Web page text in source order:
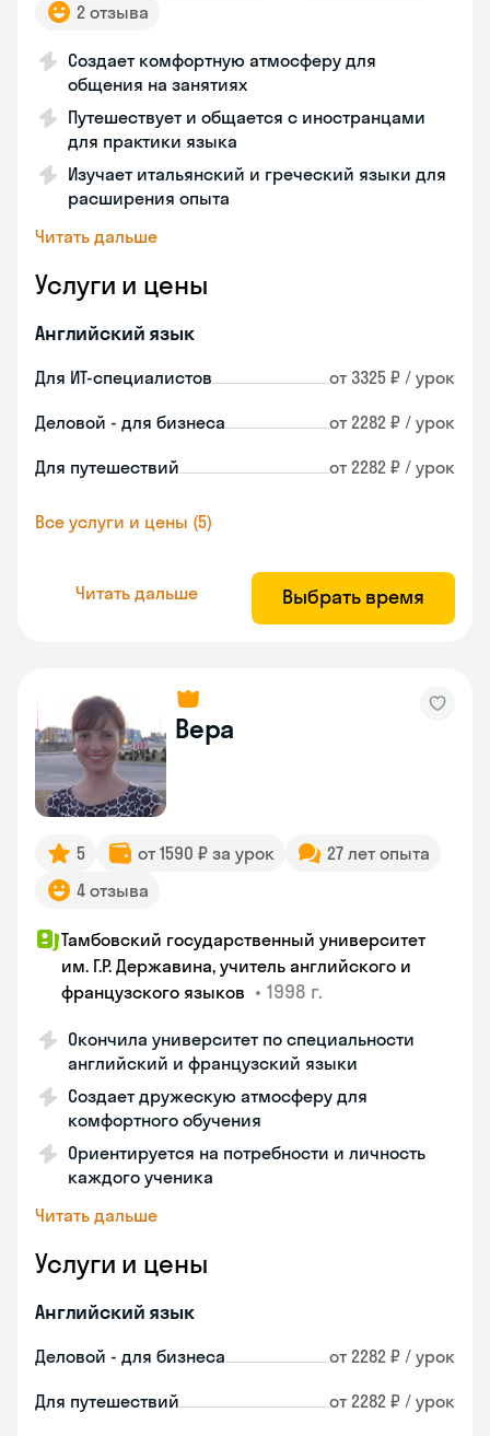
2 отзыва
Создает комфортную атмосферу для
общения на занятиях
Путешествует и общается с иностранцами
для практики языка
Изучает итальянский и греческий языки для
расширения опыта
Читать дальше
Услуги и цены
Английский язык
Для ИТ-специалистов от 3325 ₽ / урок
Деловой - для бизнеса от 2282 ₽ / урок
Для путешествий от 2282 ₽ / урок
Все услуги и цены (5)
Читать дальше Выбрать время
Вера
5 от 1590 ₽ за урок
27 лет опыта
4 отзыва
Тамбовский государственный университет
им. Г.Р. Державина, учитель английского и
французского языков • 1998 г.
Окончила университет по специальности
английский и французский языки
Создает дружескую атмосферу для
комфортного обучения
Ориентируется на потребности и личность
каждого ученика
Читать дальше
Услуги и цены
Английский язык
Деловой - для бизнеса от 2282 ₽ / урок
Для путешествий от 2282 ₽ / урок